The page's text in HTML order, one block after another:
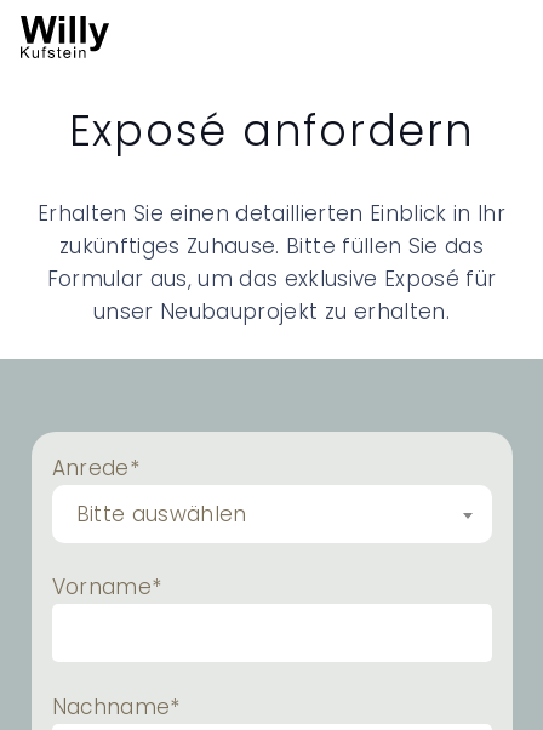
Exposé anfordern
Erhalten Sie einen detaillierten Einblick in Ihr
zukünftiges Zuhause. Bitte füllen Sie das
Formular aus, um das exklusive Exposé für
unser Neubauprojekt zu erhalten.
Anrede*
Bitte auswählen
Vorname*
Nachname*